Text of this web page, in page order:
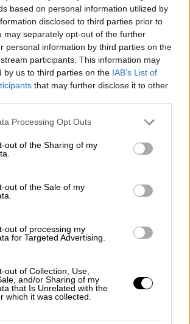
based on personal information utilized by
disclosed to third parties prior to
may separately opt-out of the further
personal information by third parties on the
participants. This information may
by us to third parties on the IAB’s List of
that may further disclose it to other
website/app uses one or more Google
visit or usage behaviour. You may click to
to Google and its third-party tags to
below specified purposes in below Google
Processing Opt Outs
out of the Sharing of my
out of the Sale of my
out of processing my
for Targeted Advertising.
out of Collection, Use,
and/or Sharing of my
that Is Unrelated with the
which it was collected.
στόχευσε το νομισματικό
Kεντρική Τράπεζα, ως την πηγή
έχει παρατηρηθεί μια
το σύστημα, συν-αντίληψη
της ριζοσπαστικής
δεξιάς (ο Ron Paul
βουλευτής, με το περίφημο
the Fed" -Τελειώστε με την
2009) και της
αριστεράς, με
εκφραστές της, το
Chomsky, που
FED, ο Cornel West,
αριστερός ακτιβιστής και
ήταν από τους πρωτεργάτες
Fed. Έχει διδάξει στα
του κόσμου
Yale, Union Theological